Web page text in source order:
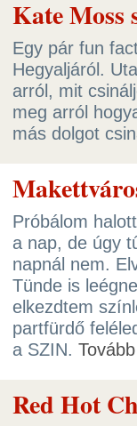
Kate Moss
Egy pár fun
Hegyaljáról.
arról, mit
meg arról
más dolgot
Próbálom
a nap, de úgy
napnál nem.
Tünde is
elkezdtem
partfürdő
a SZIN. Tovább
Red Hot